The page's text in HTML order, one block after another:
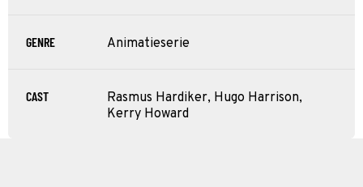
GENRE Animatieserie
CAST
Rasmus Hardiker, Hugo Harrison,
Kerry Howard